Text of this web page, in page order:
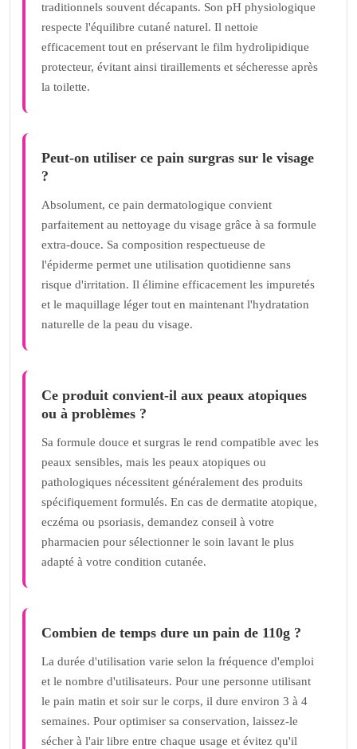
traditionnels souvent décapants. Son pH physiologique
respecte l'équilibre cutané naturel. Il nettoie
efficacement tout en préservant le film hydrolipidique
protecteur, évitant ainsi tiraillements et sécheresse après
la toilette.
Peut-on utiliser ce pain surgras sur le visage
?
Absolument, ce pain dermatologique convient
parfaitement au nettoyage du visage grâce à sa formule
extra-douce. Sa composition respectueuse de
l'épiderme permet une utilisation quotidienne sans
risque d'irritation. Il élimine efficacement les impuretés
et le maquillage léger tout en maintenant l'hydratation
naturelle de la peau du visage.
Ce produit convient-il aux peaux atopiques
ou à problèmes ?
Sa formule douce et surgras le rend compatible avec les
peaux sensibles, mais les peaux atopiques ou
pathologiques nécessitent généralement des produits
spécifiquement formulés. En cas de dermatite atopique,
eczéma ou psoriasis, demandez conseil à votre
pharmacien pour sélectionner le soin lavant le plus
adapté à votre condition cutanée.
Combien de temps dure un pain de 110g ?
La durée d'utilisation varie selon la fréquence d'emploi
et le nombre d'utilisateurs. Pour une personne utilisant
le pain matin et soir sur le corps, il dure environ 3 à 4
semaines. Pour optimiser sa conservation, laissez-le
sécher à l'air libre entre chaque usage et évitez qu'il